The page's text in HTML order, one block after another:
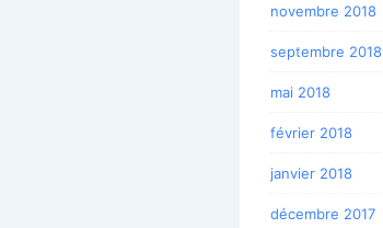
novembre 2018
septembre 2018
mai 2018
février 2018
janvier 2018
décembre 2017